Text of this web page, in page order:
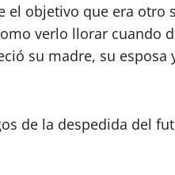
el objetivo que era otro
verlo llorar cuando
su madre, su esposa
de la despedida del